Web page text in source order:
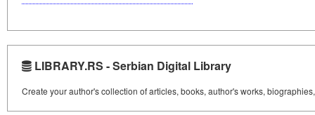
LIBRARY.RS - Serbian Digital Library
Create your author's collection of articles, books, author's works,